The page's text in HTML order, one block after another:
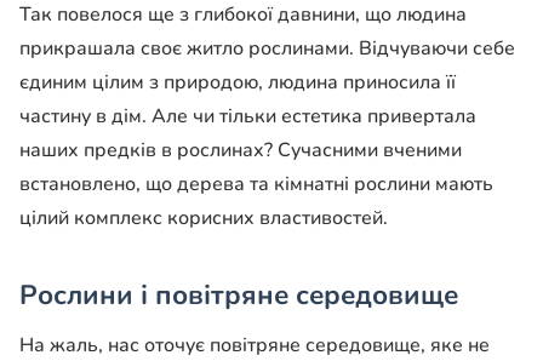
Так повелося ще з глибокої давнини, що людина
прикрашала своє житло рослинами. Відчуваючи себе
єдиним цілим з природою, людина приносила її
частину в дім. Але чи тільки естетика привертала
наших предків в рослинах? Сучасними вченими
встановлено, що дерева та кімнатні рослини мають
цілий комплекс корисних властивостей.
Рослини і повітряне середовище
На жаль, нас оточує повітряне середовище, яке не